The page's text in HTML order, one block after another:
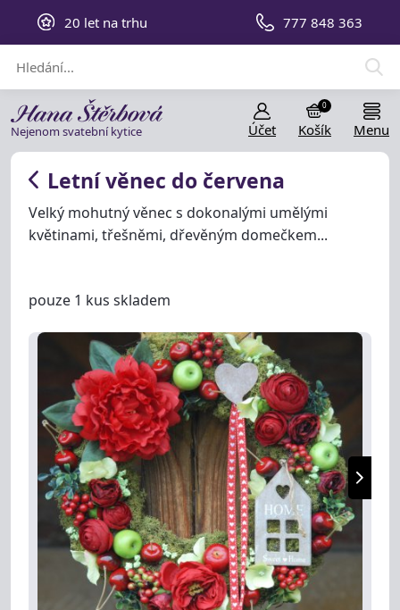
20 let na trhu 777 848 363
Nejenom svatební kytice Účet Košík
0
Menu
Letní věnec do červena
Velký mohutný věnec s dokonalými umělými
květinami, třešněmi, dřevěným domečkem...
pouze 1 kus skladem